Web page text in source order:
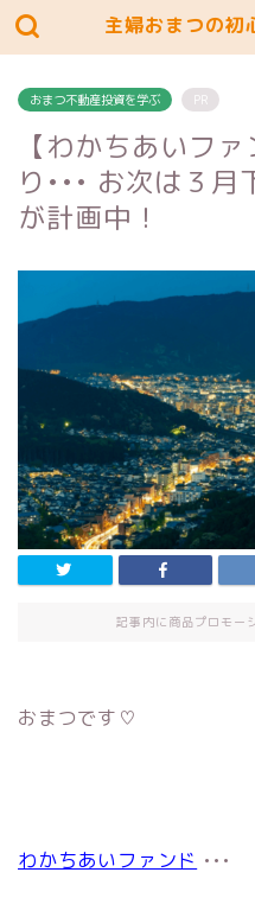
主婦おまつの初
おまつ不動産投資を学ぶ PR
【わかちあいフ
り••• お次は３月
が計画中！
記事内に商品プロモー
おまつです♡
わかちあいファンド •••